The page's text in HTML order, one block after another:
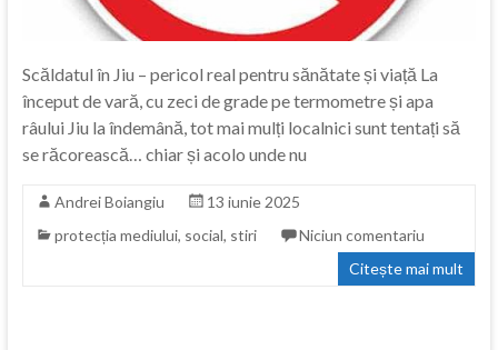
Scăldatul în Jiu – pericol real pentru sănătate și viață La
început de vară, cu zeci de grade pe termometre și apa
râului Jiu la îndemână, tot mai mulți localnici sunt tentați să
se răcorească… chiar și acolo unde nu
Andrei Boiangiu
13 iunie 2025
protecția mediului, social, stiri
Niciun comentariu
Citește mai mult